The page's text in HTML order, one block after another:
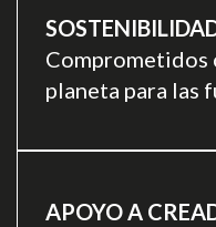
Comprometidos
planeta para las
APOYO A